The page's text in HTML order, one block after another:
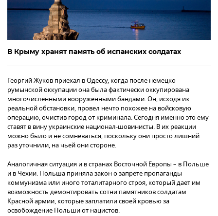
В Крыму хранят память об испанских солдатах
Георгий Жуков приехал в Одессу, когда после немецко-
румынской оккупации она была фактически оккупирована
многочисленными вооруженными бандами. Он, исходя из
реальной обстановки, провел нечто похожее на войсковую
операцию, очистив город от криминала. Сегодня именно это ему
ставят в вину украинские национал-шовинисты. В их реакции
можно было и не сомневаться, поскольку они просто лишний
раз уточнили, на чьей они стороне.
Аналогичная ситуация и в странах Восточной Европы – в Польше
и в Чехии. Польша приняла закон о запрете пропаганды
коммунизма или иного тоталитарного строя, который дает им
возможность демонтировать сотни памятников солдатам
Красной армии, которые заплатили своей кровью за
освобождение Польши от нацистов.